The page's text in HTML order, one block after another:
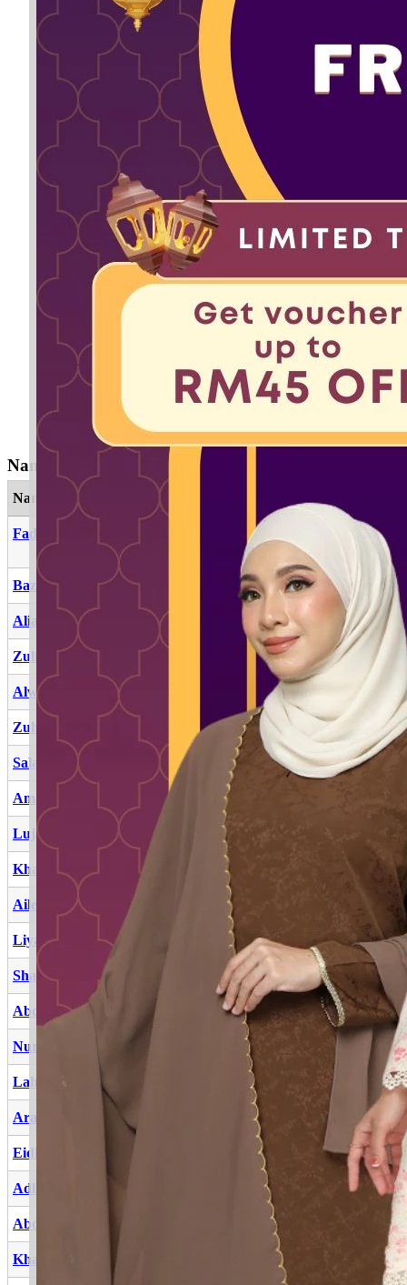
Nama Yang Berkaitan dengan Aleena Khalish
Nama
Fadhlurrahman
Keutamaan dari Allah, anugerah ar-
Bazilin Yang menyumbang
Aliana Kehalusan, kelembutan
Zulfan
Alwan
Zuhailin Yang tenang
Salahuddin Kebaikan agama
Amaleen Amalan
Lujaina Keputihan, perak
Khalisya
Aileen Cahaya terang
Liyana Kehalusan, kelembutan
Shalahuddin Kebaikan agama
Abdul Ghani Hamba Allah Yang Pengampun
Nurulain
Lahmuddin Kekuatan agama
Aralyn Lagu, simfoni yang indah
Eidlan
Adlina
Abdul Alyan Hamba Allah Yang Agung
Khaldun Kekal, nama seorang ahli sejarah